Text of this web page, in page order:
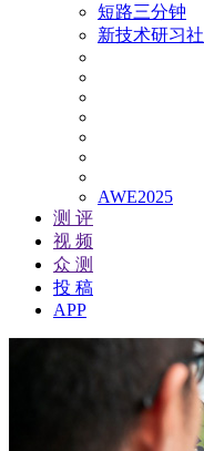
短路三分钟
新技术研习社
AWE2025
测 评
视 频
众 测
投 稿
APP